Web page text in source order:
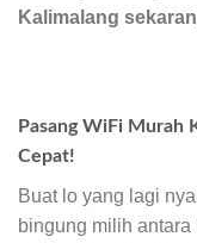
Kalimalang
Pasang WiFi Murah
Cepat!
Buat lo yang lagi
bingung milih